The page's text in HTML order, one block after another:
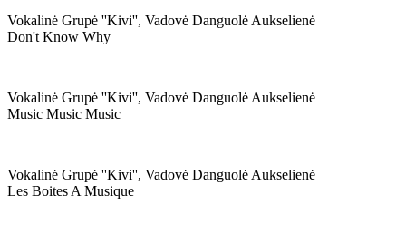
Vokalinė Grupė ''kivi'', Vadovė Danguolė Aukselienė
Don't Know Why
Vokalinė Grupė ''kivi'', Vadovė Danguolė Aukselienė
Music Music Music
Vokalinė Grupė ''kivi'', Vadovė Danguolė Aukselienė
Les Boites A Musique